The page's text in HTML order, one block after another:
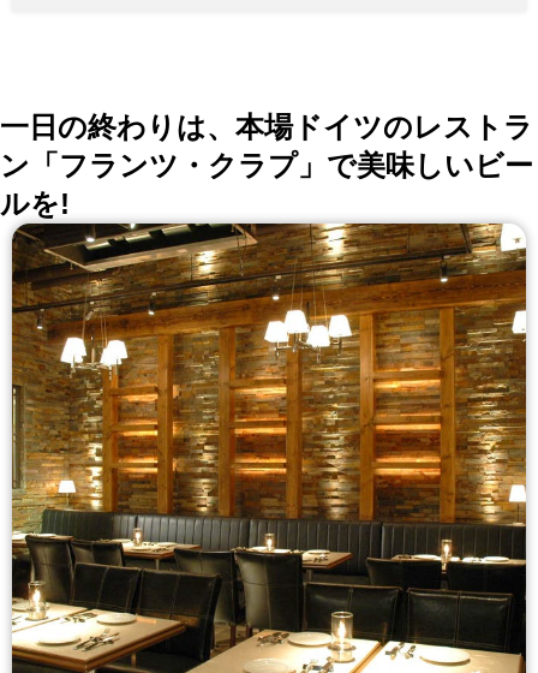
ォンデュも！ 4.バルしても活用できる！単品＆ドリン
クメニューも豊富 5.隠し扉の秘密基地個室etc.その他団
体様個室もご用意！プロジェクター完備 【宴会プラ
ン】 【食べ放題R】3H食べ放題3980円 【肉バルNプラ
会や誕生日会に♪
一日の終わりは、本場ドイツのレストラ
ン「フランツ・クラプ」で美味しいビー
ルを!